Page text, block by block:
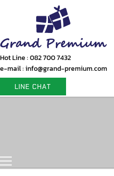
Hot Line : 082 700 7432
e-mail : info@grand-premium.com
LINE CHAT